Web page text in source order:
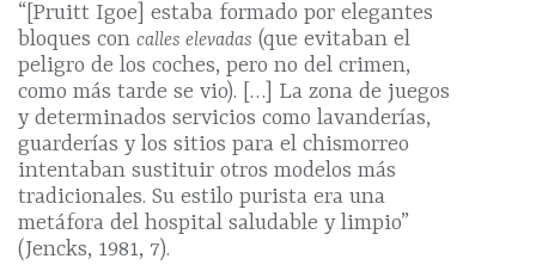
“[Pruitt Igoe] estaba formado por elegantes
bloques con calles elevadas (que evitaban el
peligro de los coches, pero no del crimen,
como más tarde se vio). […] La zona de juegos
y determinados servicios como lavanderías,
guarderías y los sitios para el chismorreo
intentaban sustituir otros modelos más
tradicionales. Su estilo purista era una
metáfora del hospital saludable y limpio”
(Jencks, 1981, 7).